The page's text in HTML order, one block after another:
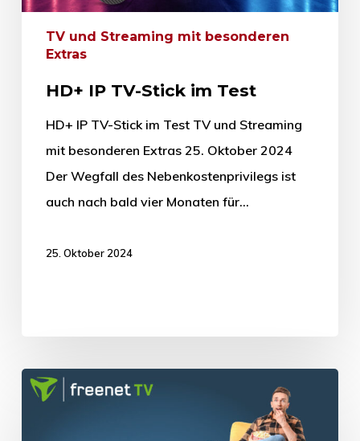
TV und Streaming mit besonderen
Extras
HD+ IP TV-Stick im Test
HD+ IP TV-Stick im Test TV und Streaming
mit besonderen Extras 25. Oktober 2024
Der Wegfall des Nebenkostenprivilegs ist
auch nach bald vier Monaten für…
25. Oktober 2024